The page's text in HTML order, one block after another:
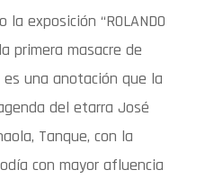
exposición “ROLANDO
primera masacre de
es una anotación que la
del etarra José
Tanque, con la
con mayor afluencia